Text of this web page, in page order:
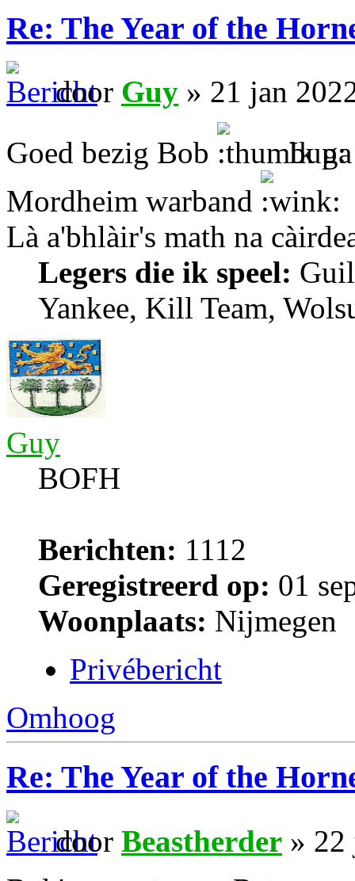
Re: The Year of the
door Guy » 21 jan
Goed bezig Bob
Ik ga
Mordheim warband
Là a'bhlàir's math na
Legers die ik speel:
Yankee, Kill Team,
Guy
BOFH
Berichten: 1112
Geregistreerd op: 01
Woonplaats: Nijmegen
Privébericht
Omhoog
Re: The Year of the
door Beastherder » 22